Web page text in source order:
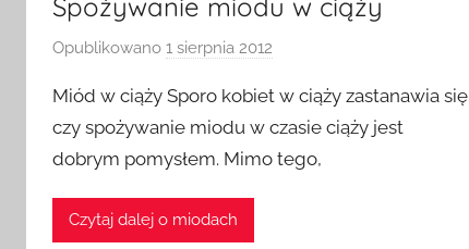
Spożywanie miodu w ciąży
Opublikowano 1 sierpnia 2012
z
e
z
Miód w ciąży Sporo kobiet w ciąży zastanawia
czy spożywanie miodu w czasie ciąży jest
dobrym pomysłem. Mimo tego,
Czytaj dalej o miodach